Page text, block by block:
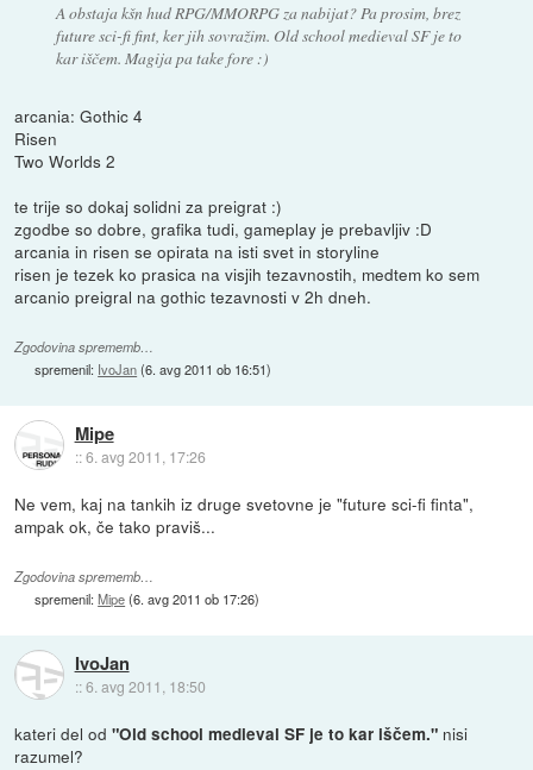
A obstaja kšn hud RPG/MMORPG za nabijat? Pa prosim, brez
future sci-fi fint, ker jih sovražim. Old school medieval SF je to
kar iščem. Magija pa take fore :)
arcania: Gothic 4
Risen
Two Worlds 2
te trije so dokaj solidni za preigrat :)
zgodbe so dobre, grafika tudi, gameplay je prebavljiv :D
arcania in risen se opirata na isti svet in storyline
risen je tezek ko prasica na visjih tezavnostih, medtem ko sem
arcanio preigral na gothic tezavnosti v 2h dneh.
Zgodovina sprememb…
spremenil: IvoJan(6. avg 2011 ob 16:51)
Mipe
::6. avg 2011, 17:26
Ne vem, kaj na tankih iz druge svetovne je "future sci-fi finta",
ampak ok, če tako praviš...
Zgodovina sprememb…
spremenil:Mipe(6. avg 2011 ob 17:26)
IvoJan
::6. avg 2011, 18:50
kateri del od"Old school medieval SF je to kar iščem." nisi
razumel?